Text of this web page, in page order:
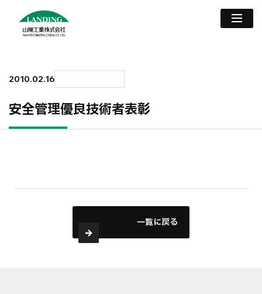
2010.02.16
安全管理優良技術者表彰
一覧に戻る